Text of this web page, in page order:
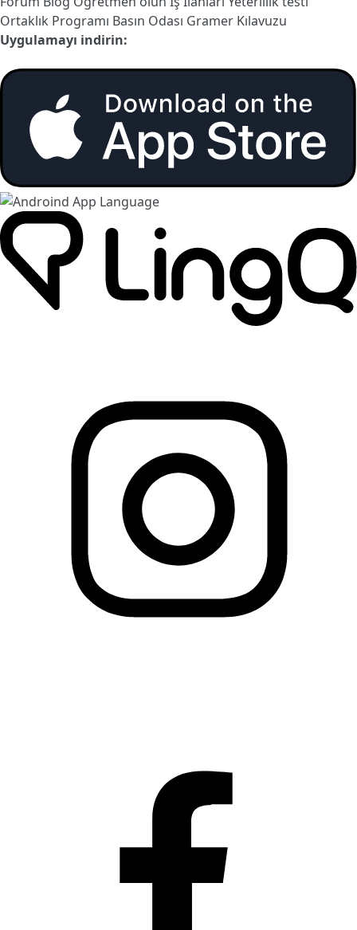
Ortaklık Programı Basın Odası Gramer Kılavuzu
Uygulamayı indirin: